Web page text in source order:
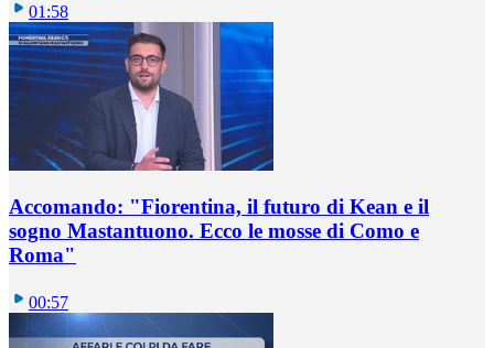
01:58
Accomando: "Fiorentina, il futuro di Kean e il
sogno Mastantuono. Ecco le mosse di Como e
Roma"
00:57